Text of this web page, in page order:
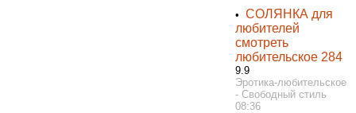
•СОЛЯНКА для
любителей
смотреть
любительское 284
9.9
Эротика-любительское
- Свободный стиль
08:36